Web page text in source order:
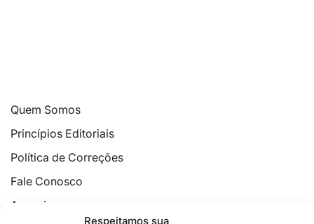
Respeitamos sua
Quem Somos
Princípios Editoriais
Política de Correções
Fale Conosco
Anuncie